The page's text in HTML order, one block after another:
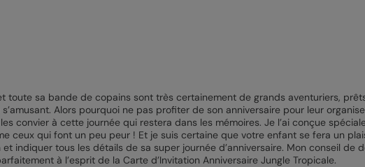
toute sa bande de copains sont très certainement de grands aventuriers,
Alors pourquoi ne pas profiter de son anniversaire pour leur
convier à cette journée qui restera dans les mémoires. Je l’ai conçue
ceux qui font un peu peur ! Et je suis certaine que votre enfant se fera un
indiquer tous les détails de sa super journée d’anniversaire. Mon conseil de
à l’esprit de la Carte d’Invitation Anniversaire Jungle Tropicale.